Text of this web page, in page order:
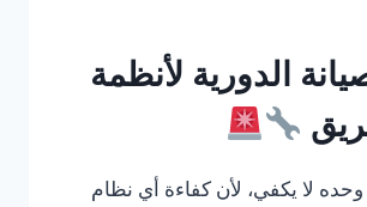
الدورية لأنظمة
لا يكفي، لأن كفاءة أي نظام